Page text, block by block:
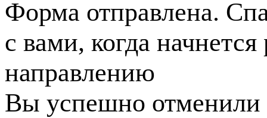
Форма отправлена.
с вами, когда
направлению
Вы успешно отменили